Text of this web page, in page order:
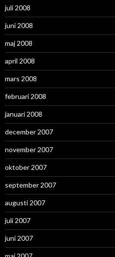
juli 2008
juni 2008
maj 2008
april 2008
mars 2008
februari 2008
januari 2008
december 2007
november 2007
oktober 2007
september 2007
augusti 2007
juli 2007
juni 2007